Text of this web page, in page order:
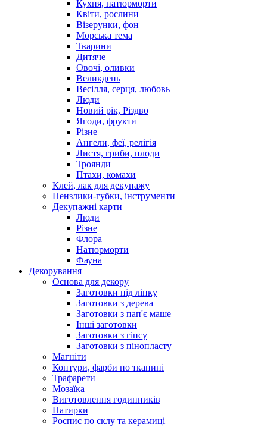
Кухня, натюрморти
Квіти, рослини
Візерунки, фон
Морська тема
Тварини
Дитяче
Овочі, оливки
Великдень
Весілля, серця, любовь
Люди
Новий рік, Різдво
Ягоди, фрукти
Різне
Ангели, феї, релігія
Листя, гриби, плоди
Троянди
Птахи, комахи
Клей, лак для декупажу
Пензлики-губки, інструменти
Декупажні карти
Люди
Різне
Флора
Натюрморти
Фауна
Декорування
Основа для декору
Заготовки під ліпку
Заготовки з дерева
Заготовки з пап'є маше
Інші заготовки
Заготовки з гіпсу
Заготовки з пінопласту
Магніти
Контури, фарби по тканині
Трафарети
Мозаїка
Виготовлення годинників
Натирки
Роспис по склу та керамиці